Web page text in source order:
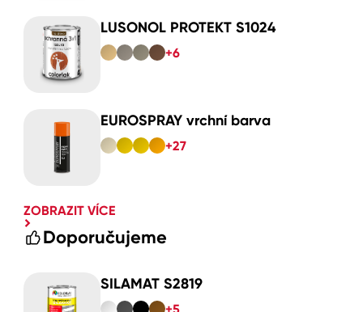
LUSONOL PROTEKT S1024
+6
EUROSPRAY vrchní barva
+27
ZOBRAZIT VÍCE
Doporučujeme
SILAMAT S2819